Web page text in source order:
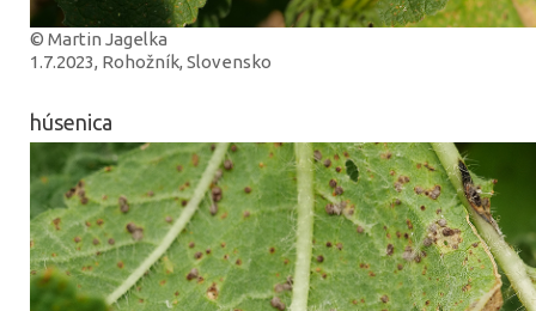
© Martin Jagelka
1.7.2023, Rohožník, Slovensko
húsenica